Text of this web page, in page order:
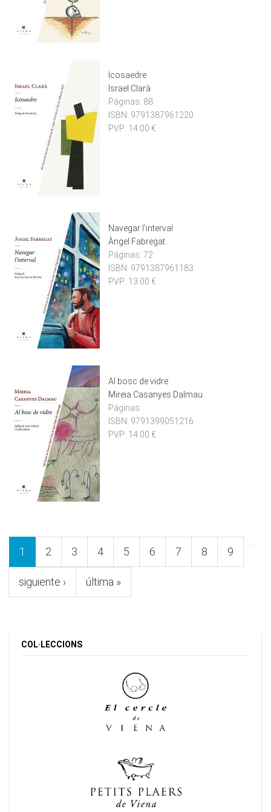
Icosaedre
Israel Clarà
Páginas: 88
ISBN: 9791387961220
PVP: 14.00 €
Navegar l'interval
Àngel Fabregat
Páginas: 72
ISBN: 9791387961183
PVP: 13.00 €
Al bosc de vidre
Mireia Casanyes Dalmau
Páginas:
ISBN: 9791399051216
PVP: 14.00 €
Pàgines
1 2 3 4 5 6 7 8 9
siguiente › última »
COL·LECCIONS